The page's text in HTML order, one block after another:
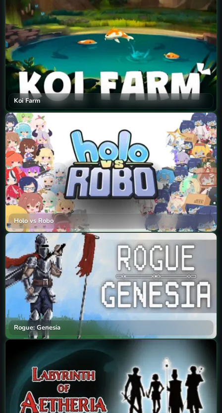
Koi Farm
Holo vs Robo
Rogue: Genesia